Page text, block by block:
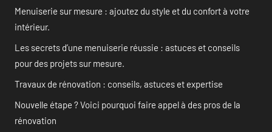
Menuiserie sur mesure : ajoutez du style et du confort à votre
intérieur.
Les secrets d’une menuiserie réussie : astuces et conseils
pour des projets sur mesure.
Travaux de rénovation : conseils, astuces et expertise
Nouvelle étape ? Voici pourquoi faire appel à des pros de la
rénovation